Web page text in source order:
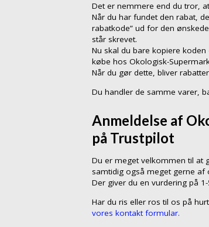
Det er nemmere end du tror,
Når du har fundet den rabat,
rabatkode” ud for den
står skrevet.
Nu skal du bare kopiere
købe hos Okologisk-
Når du gør dette, bliver
Du handler de samme varer,
Anmeldelse af
på Trustpilot
Du er meget velkommen til at
samtidig også meget gerne af
Der giver du en vurdering på
Har du ris eller ros til os på
vores kontakt formular.